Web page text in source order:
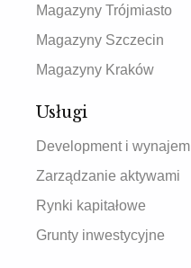
Magazyny Trójmiasto
Magazyny Szczecin
Magazyny Kraków
Usługi
Development i wynajem
Zarządzanie aktywami
Rynki kapitałowe
Grunty inwestycyjne